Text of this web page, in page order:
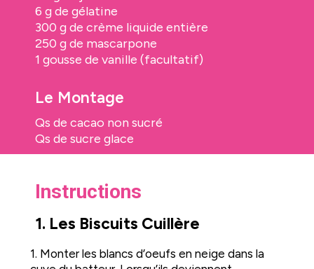
6 g de gélatine
300 g de crème liquide entière
250 g de mascarpone
1 gousse de vanille (facultatif)
Le Montage
Qs de cacao non sucré
Qs de sucre glace
Instructions
1. Les Biscuits Cuillère
1. Monter les blancs d’oeufs en neige dans la